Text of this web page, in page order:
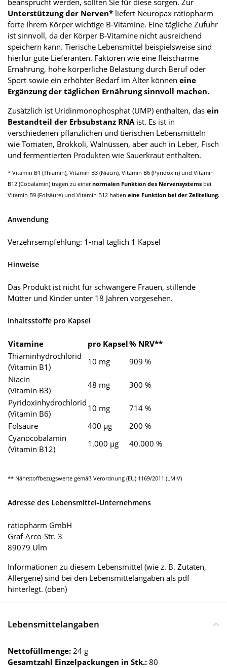
beansprucht werden, sollten Sie für diese sorgen. Zur
Unterstützung der Nerven* liefert Neuropax ratiopharm
forte Ihrem Körper wichtige B-Vitamine. Eine tägliche Zufuhr
ist sinnvoll, da der Körper B-Vitamine nicht ausreichend
speichern kann. Tierische Lebensmittel beispielsweise sind
hierfür gute Lieferanten. Faktoren wie eine fleischarme
Ernährung, hohe körperliche Belastung durch Beruf oder
Sport sowie ein erhöhter Bedarf im Alter können eine
Ergänzung der täglichen Ernährung sinnvoll machen.
Zusätzlich ist Uridinmonophosphat (UMP) enthalten, das ein
Bestandteil der Erbsubstanz RNAist. Es ist in
verschiedenen pflanzlichen und tierischen Lebensmitteln
wie Tomaten, Brokkoli, Walnüssen, aber auch in Leber, Fisch
und fermentierten Produkten wie Sauerkraut enthalten.
* Vitamin B1 (Thiamin), Vitamin B3 (Niacin), Vitamin B6 (Pyridoxin) und Vitamin
B12 (Cobalamin) tragen zu einernormalen Funktion des Nervensystems bei.
Vitamin B9 (Folsäure) und Vitamin B12 haben eine Funktion bei der Zellteilung.
Anwendung
Verzehrsempfehlung: 1-mal täglich 1 Kapsel
Hinweise
Das Produkt ist nicht für schwangere Frauen, stillende
Mütter und Kinder unter 18 Jahren vorgesehen.
Inhaltsstoffe pro Kapsel
Vitamine pro Kapsel% NRV**
Thiaminhydrochlorid
(Vitamin B1)
10 mg
909 %
Niacin
(Vitamin B3)
48 mg
300 %
Pyridoxinhydrochlorid
(Vitamin B6)
10 mg
714 %
Folsäure
400 µg
200 %
Cyanocobalamin
(Vitamin B12)
1.000 µg 40.000 %
** Nährstoffbezugswerte gemäß Verordnung (EU) 1169/2011 (LMIV)
Adresse des Lebensmittel-Unternehmens
ratiopharm GmbH
Graf-Arco-Str. 3
89079 Ulm
Informationen zu diesem Lebensmittel (wie z. B. Zutaten,
Allergene) sind bei den Lebensmittelangaben als pdf
hinterlegt. (oben)
Lebensmittelangaben
Nettofüllmenge: 24 g
Gesamtzahl Einzelpackungen in Stk.: 80